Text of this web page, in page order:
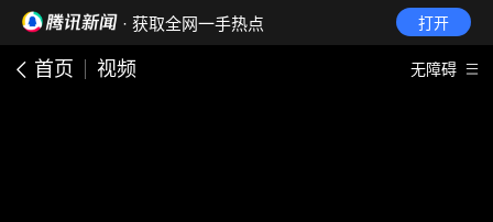
· 获取全网一手热点 打开
首页 视频 无障碍